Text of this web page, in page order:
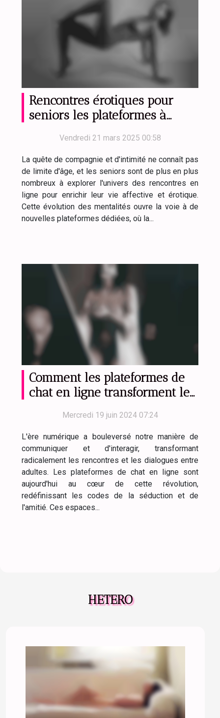
Rencontres érotiques pour
seniors les plateformes à
Vendredi 21 mars 2025 00:58
La quête de compagnie et d'intimité ne connaît pas
de limite d'âge, et les seniors sont de plus en plus
nombreux à explorer l'univers des rencontres en
ligne pour enrichir leur vie affective et érotique.
Cette évolution des mentalités ouvre la voie à de
nouvelles plateformes dédiées, où la...
Comment les plateformes de
chat en ligne transforment les
adultesMercredi 19 juin 2024 07:24
L'ère numérique a bouleversé notre manière de
communiquer et d'interagir, transformant
radicalement les rencontres et les dialogues entre
adultes. Les plateformes de chat en ligne sont
aujourd'hui au cœur de cette révolution,
redéfinissant les codes de la séduction et de
l'amitié. Ces espaces...
HETERO